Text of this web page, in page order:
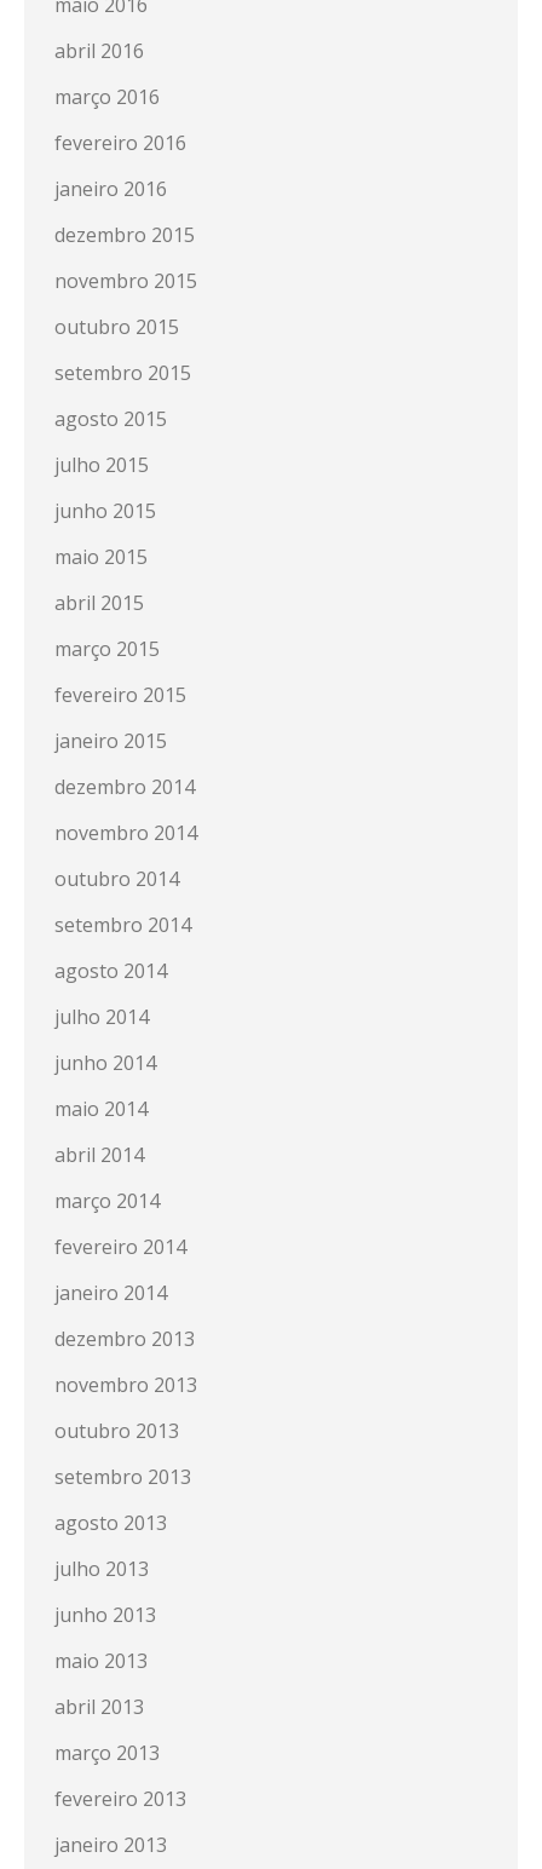
abril 2016
março 2016
fevereiro 2016
janeiro 2016
dezembro 2015
novembro 2015
outubro 2015
setembro 2015
agosto 2015
julho 2015
junho 2015
maio 2015
abril 2015
março 2015
fevereiro 2015
janeiro 2015
dezembro 2014
novembro 2014
outubro 2014
setembro 2014
agosto 2014
julho 2014
junho 2014
maio 2014
abril 2014
março 2014
fevereiro 2014
janeiro 2014
dezembro 2013
novembro 2013
outubro 2013
setembro 2013
agosto 2013
julho 2013
junho 2013
maio 2013
abril 2013
março 2013
fevereiro 2013
janeiro 2013